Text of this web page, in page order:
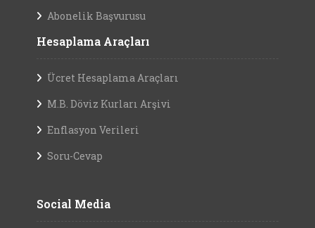
Abonelik Başvurusu
Hesaplama Araçları
Ücret Hesaplama Araçları
M.B. Döviz Kurları Arşivi
Enflasyon Verileri
Soru-Cevap
Social Media